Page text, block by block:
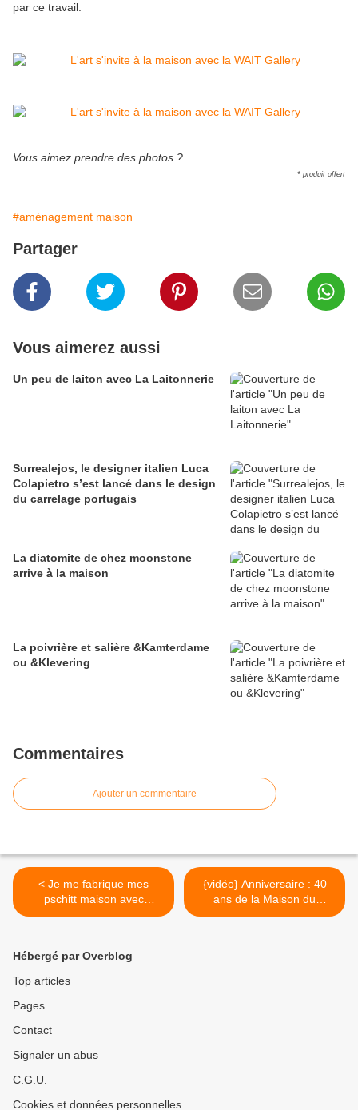
par ce travail.
Vous aimez prendre des photos ?
* produit offert
#aménagement maison
Partager
Vous aimerez aussi
Un peu de laiton avec La Laitonnerie
Surrealejos, le designer italien Luca
Colapietro s’est lancé dans le design
du carrelage portugais
La diatomite de chez moonstone
arrive à la maison
La poivrière et salière &Kamterdame
ou &Klevering
Commentaires
Ajouter un commentaire
< Je me fabrique mes
pschitt maison avec
GALIPOLI
{vidéo} Anniversaire : 40
ans de la Maison du
Chocolat, Carroussel du
Hébergé par Overblog
Top articles
Pages
Contact
Signaler un abus
C.G.U.
Cookies et données personnelles